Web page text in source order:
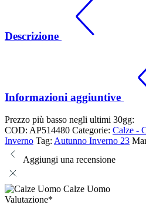
Descrizione
Informazioni aggiuntive
Prezzo più basso negli ultimi 30gg:
COD: AP514480 Categorie: Calze -
Inverno Tag: Autunno Inverno 23
Aggiungi una recensione
Calze Uomo
Valutazione*